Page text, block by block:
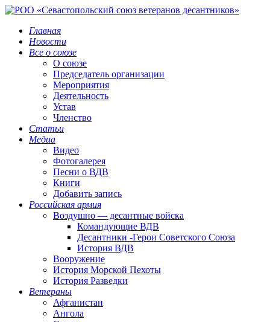
Главная
Новости
Все о союзе
О союзе
Председатель организации
Мероприятия
Деятельность
Устав
Членство
Статьи
Медиа
Видео
Фотогалерея
Песни о ВДВ
Книги
Добавить запись
Российская армия
Воздушно — десантные войска
Командующие ВДВ
Десантники -Герои Советского Союза
История ВДВ
Вооружение
История Морской Пехоты
История Разведки
Ветераны
Афганистан
Ангола